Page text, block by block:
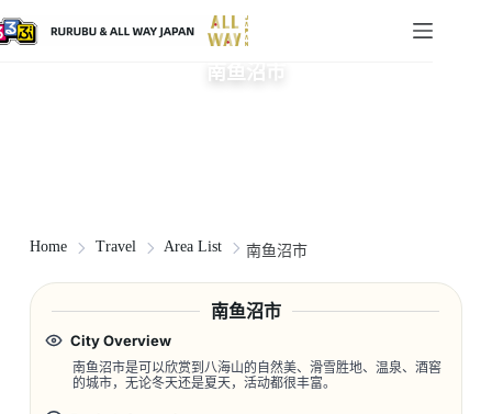
南鱼沼市
Home Travel Area List 南鱼沼市
南鱼沼市
City Overview
南鱼沼市是可以欣赏到八海山的自然美、滑雪胜地、温泉、酒窖
的城市，无论冬天还是夏天，活动都很丰富。